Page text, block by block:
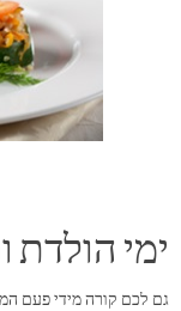
ימי הולדת
גם לכם קורה מידי פעם